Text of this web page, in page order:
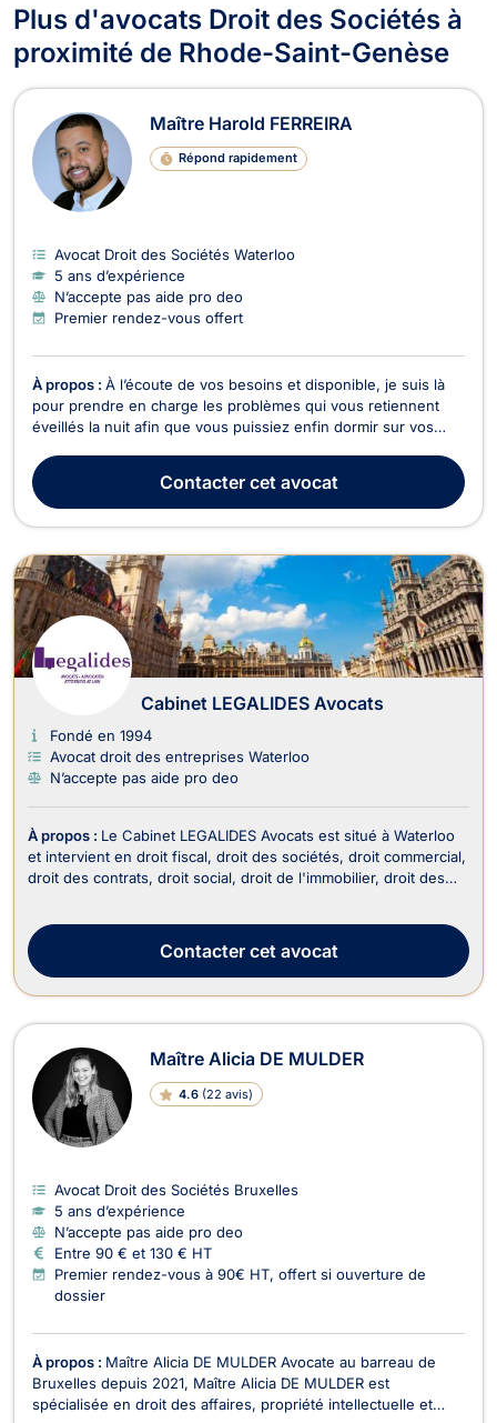
Plus d'avocats Droit des Sociétés à
proximité de Rhode-Saint-Genèse
Maître Harold FERREIRA
Répond rapidement
Avocat Droit des Sociétés Waterloo
5 ans d’expérience
N’accepte pas aide pro deo
Premier rendez-vous offert
À propos : À l’écoute de vos besoins et disponible, je suis là
pour prendre en charge les problèmes qui vous retiennent
éveillés la nuit afin que vous puissiez enfin dormir sur vos
Contactercet avocat
Cabinet LEGALIDES Avocats
Fondé en 1994
Avocat droit des entreprises Waterloo
N’accepte pas aide pro deo
À propos : Le Cabinet LEGALIDES Avocats est situé à Waterloo
et intervient en droit fiscal, droit des sociétés, droit commercial,
droit des contrats, droit social, droit de l'immobilier, droit des
vous perm...
Contactercet avocat
Maître Alicia DE MULDER
4.6 (22 avis)
Avocat Droit des Sociétés Bruxelles
5 ans d’expérience
N’accepte pas aide pro deo
Entre 90 € et 130 € HT
Premier rendez-vous à 90€ HT, offert si ouverture de
dossier
À propos : Maître Alicia DE MULDER Avocate au barreau de
Bruxelles depuis 2021, Maître Alicia DE MULDER est
spécialisée en droit des affaires, propriété intellectuelle et